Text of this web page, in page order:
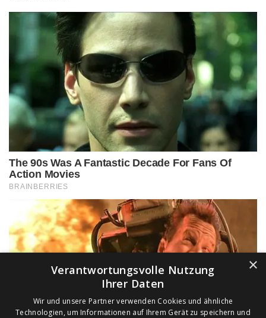
×
Verantwortungsvolle Nutzung
Ihrer Daten
Wir und unsere Partner verwenden Cookies und ähnliche
Technologien, um Informationen auf Ihrem Gerät zu speichern und